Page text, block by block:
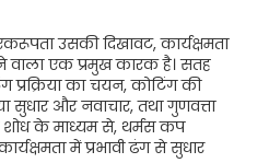
उसकी दिखावट, कार्यक्षमता
वाला एक प्रमुख कारक है। सतह
प्रक्रिया का चयन, कोटिंग की
सुधार और नवाचार, तथा गुणवत्ता
के माध्यम से, थर्मस कप
में प्रभावी ढंग से सुधार